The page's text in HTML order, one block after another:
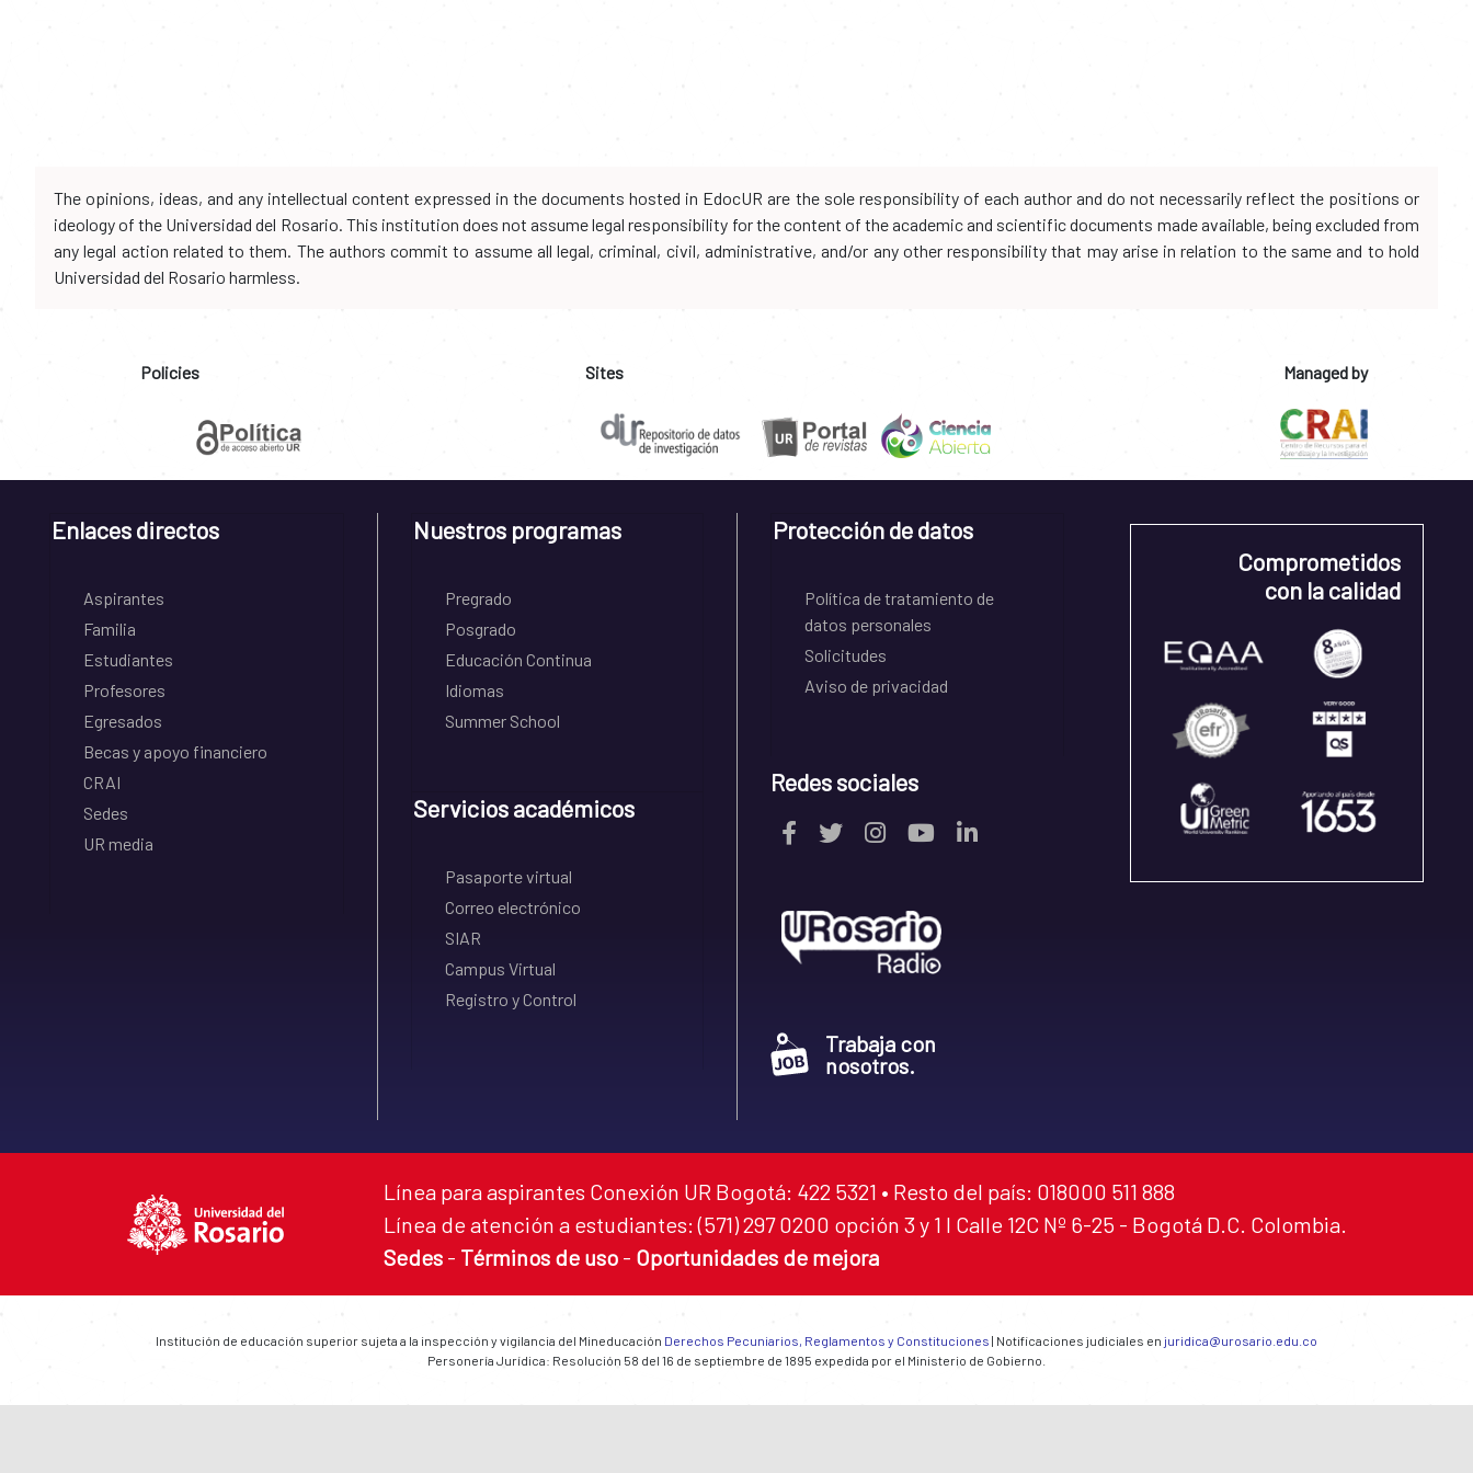
The opinions, ideas, and any intellectual content expressed in the documents hosted in EdocUR are the sole responsibility of each author and do not necessarily reflect the positions or
ideology of the Universidad del Rosario. This institution does not assume legal responsibility for the content of the academic and scientific documents made available, being excluded from
any legal action related to them. The authors commit to assume all legal, criminal, civil, administrative, and/or any other responsibility that may arise in relation to the same and to hold
Universidad del Rosario harmless.
Policies Sites Managed by
Enlaces directos
Aspirantes
Familia
Estudiantes
Profesores
Egresados
Becas y apoyo financiero
CRAI
Sedes
UR media
Nuestros programas
Pregrado
Posgrado
Educación Continua
Idiomas
Summer School
Servicios académicos
Pasaporte virtual
Correo electrónico
SIAR
Campus Virtual
Registro y Control
Protección de datos
Política de tratamiento de
datos personales
Solicitudes
Aviso de privacidad
Redes sociales
Trabaja con
nosotros.
Comprometidos
con la calidad
Línea para aspirantes Conexión UR Bogotá: 422 5321 • Resto del país: 018000 511 888
Línea de atención a estudiantes: (571) 297 0200 opción 3 y 1 I Calle 12C Nº 6-25 - Bogotá D.C. Colombia.
Sedes - Términos de uso - Oportunidades de mejora
Institución de educación superior sujeta a la inspección y vigilancia del Mineducación Derechos Pecuniarios, Reglamentos y Constituciones | Notificaciones judiciales en juridica@urosario.edu.co
Personería Jurídica: Resolución 58 del 16 de septiembre de 1895 expedida por el Ministerio de Gobierno.